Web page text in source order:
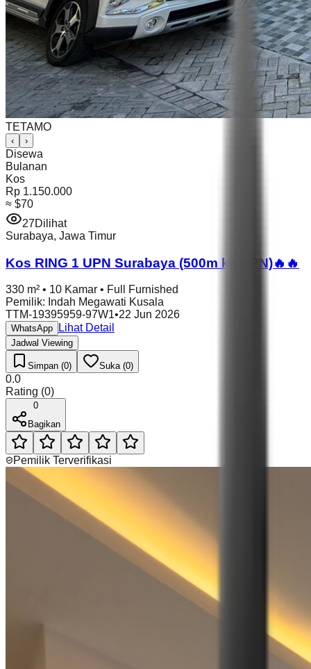
TETAMO
‹ ›
Disewa
Bulanan
Kos
Rp 1.150.000
≈ $70
27Dilihat
Surabaya, Jawa Timur
Kos RING 1 UPN Surabaya (500m ke UPN)🔥🔥
330 m² • 10 Kamar • Full Furnished
Pemilik: Indah Megawati Kusala
TTM-19395959-97W1•22 Jun 2026
WhatsApp Lihat Detail
Jadwal Viewing
Simpan (0) Suka (0)
0.0
Rating (0)
0
Bagikan
Pemilik Terverifikasi